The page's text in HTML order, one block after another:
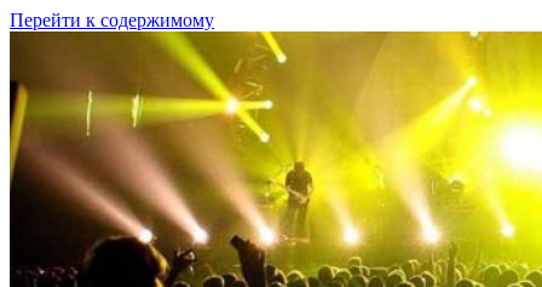
Перейти к содержимому